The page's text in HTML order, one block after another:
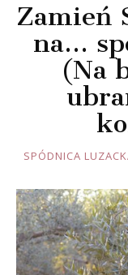
Zamień
na…
(Na
JOULE
SPÓDNICA